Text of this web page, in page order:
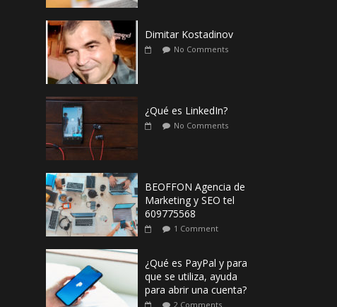
Dimitar Kostadinov
No Comments
¿Qué es LinkedIn?
No Comments
BEOFFON Agencia de
Marketing y SEO tel
609775568
1 Comment
¿Qué es PayPal y para
que se utiliza, ayuda
para abrir una cuenta?
2 Comments